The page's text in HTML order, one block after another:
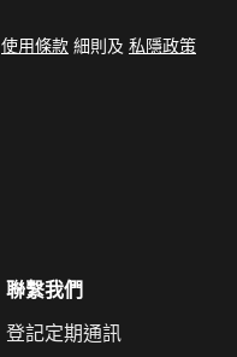
使用條款 細則及 私隱政策
聯繫我們
登記定期通訊